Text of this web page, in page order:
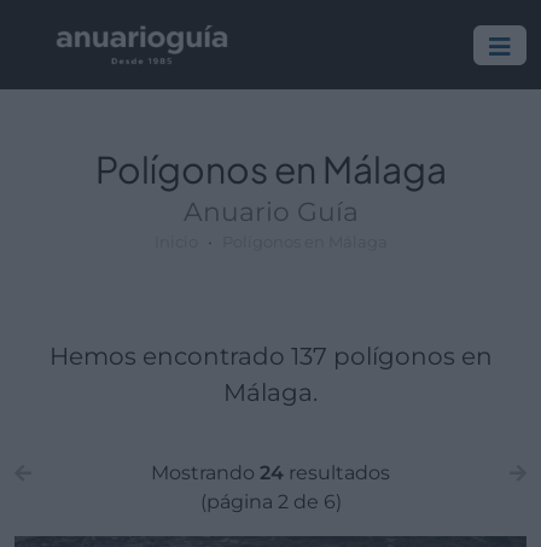
Polígonos en Málaga
Anuario Guía
Hemos encontrado 137 polígonos en
Málaga.
Mostrando 24 resultados
(página 2 de 6)
Polígono:
Lugar: